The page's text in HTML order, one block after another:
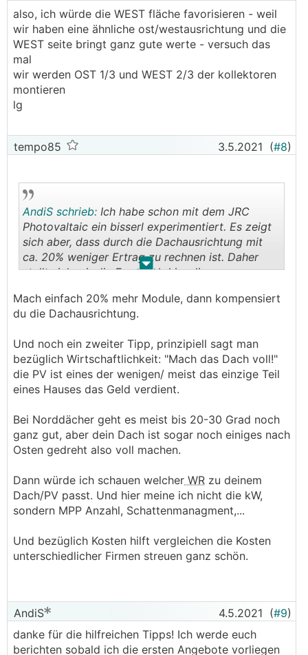
also, ich würde die WEST fläche favorisieren - weil
wir haben eine ähnliche ost/westausrichtung und die
WEST seite bringt ganz gute werte - versuch das
mal
wir werden OST 1/3 und WEST 2/3 der kollektoren
montieren
lg
tempo85 3.5.2021 (#8)
. .
AndiS schrieb: Ich habe schon mit dem JRC
Photovaltaic ein bisserl experimentiert. Es zeigt
sich aber, dass durch die Dachausrichtung mit
ca. 20% weniger Ertrag zu rechnen ist. Daher
stellt sich mir die Frage, ob hier die
die Stromkosten anders einsparen sollte (neue
Heizung, bessere Dämmung, etc.)
Danke!
Mach einfach 20% mehr Module, dann kompensiert
du die Dachausrichtung.
Und noch ein zweiter Tipp, prinzipiell sagt man
bezüglich Wirtschaftlichkeit: "Mach das Dach voll!"
die PV ist eines der wenigen/ meist das einzige Teil
eines Hauses das Geld verdient.
Bei Norddächer geht es meist bis 20-30 Grad noch
ganz gut, aber dein Dach ist sogar noch einiges nach
Osten gedreht also voll machen.
Dann würde ich schauen welcher WR zu deinem
Dach/PV passt. Und hier meine ich nicht die kW,
sondern MPP Anzahl, Schattenmanagment,...
Und bezüglich Kosten hilft vergleichen die Kosten
unterschiedlicher Firmen streuen ganz schön.
AndiS 4.5.2021 (#9)
danke für die hilfreichen Tipps! Ich werde euch
berichten sobald ich die ersten Angebote vorliegen